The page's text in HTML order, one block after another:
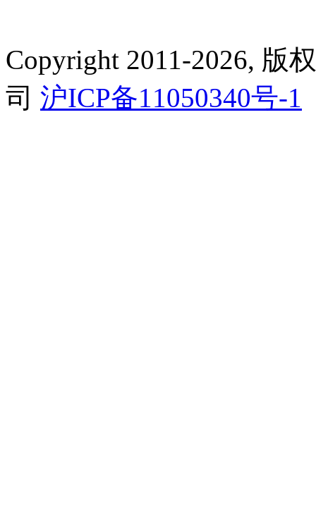
Copyright 2011-2026, 版
司 沪ICP备11050340号-1